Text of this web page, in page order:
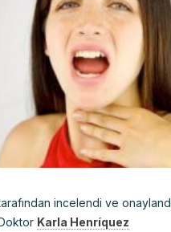
incelendi ve
Karla Henríquez